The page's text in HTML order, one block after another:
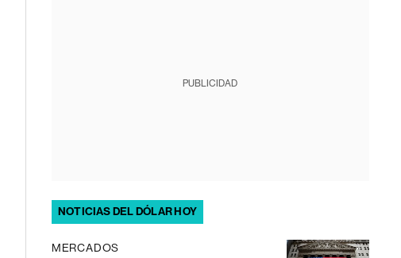
PUBLICIDAD
NOTICIAS DEL DÓLAR HOY
MERCADOS